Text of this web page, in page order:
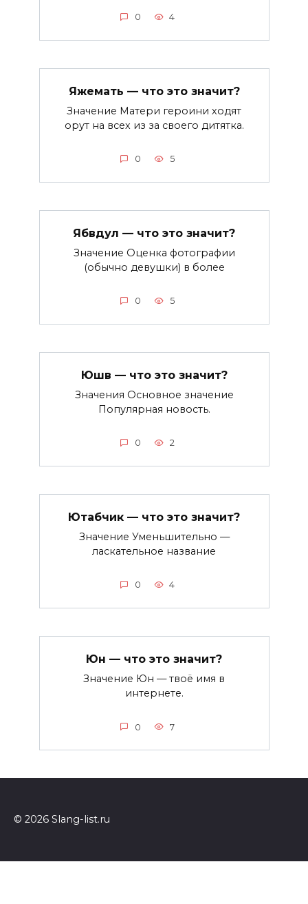
0 4
Яжемать — что это значит?
Значение Матери героини ходят
орут на всех из за своего дитятка.
0 5
Ябвдул — что это значит?
Значение Оценка фотографии
(обычно девушки) в более
0 5
Юшв — что это значит?
Значения Основное значение
Популярная новость.
0 2
Ютабчик — что это значит?
Значение Уменьшительно —
ласкательное название
0 4
Юн — что это значит?
Значение Юн — твоё имя в
интернете.
0 7
© 2026 Slang-list.ru